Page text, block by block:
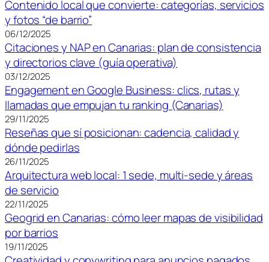
Contenido local que convierte: categorías, servicios
y fotos “de barrio”
06/12/2025
Citaciones y NAP en Canarias: plan de consistencia
y directorios clave (guía operativa)
03/12/2025
Engagement en Google Business: clics, rutas y
llamadas que empujan tu ranking (Canarias)
29/11/2025
Reseñas que sí posicionan: cadencia, calidad y
dónde pedirlas
26/11/2025
Arquitectura web local: 1 sede, multi-sede y áreas
de servicio
22/11/2025
Geogrid en Canarias: cómo leer mapas de visibilidad
por barrios
19/11/2025